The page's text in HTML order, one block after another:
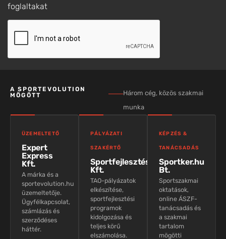
foglaltakat
A SPORTEVOLUTION
MÖGÖTT
Három cég, közös szakmai
munka
ÜZEMELTETŐ
Expert
Express
Kft.
A márka és a
sportevolution.hu
üzemeltetője.
Ügyfélkapcsolat,
számlázás és
szerződéses
háttér.
PÁLYÁZATI
SZAKÉRTŐ
Sportfejlesztés
Kft.
TAO-pályázatok
elkészítése,
sportfejlesztési
programok
kidolgozása és
teljes körű
elszámolása.
KÉPZÉS &
TANÁCSADÁS
Sportker.hu
Bt.
Sportszakmai
oktatások,
online ÁSZF-
tanácsadás és
a szakmai
tartalom
mögötti